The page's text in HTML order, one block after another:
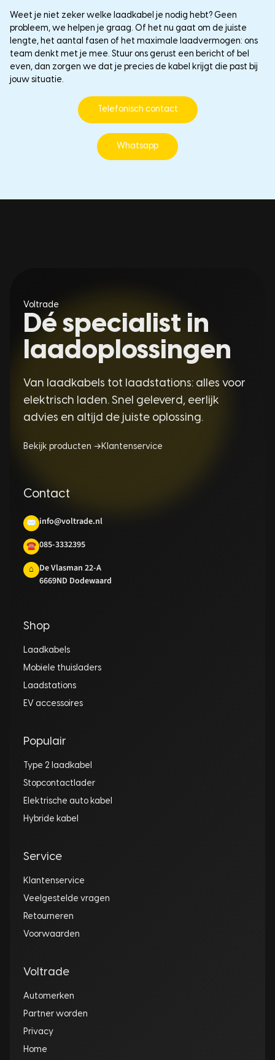
Weet je niet zeker welke laadkabel je nodig hebt? Geen
probleem, we helpen je graag. Of het nu gaat om de juiste
lengte, het aantal fasen of het maximale laadvermogen: ons
team denkt met je mee. Stuur ons gerust een bericht of bel
even, dan zorgen we dat je precies de kabel krijgt die past bij
jouw situatie.
Telefonisch contact
Whatsapp
Voltrade
Dé specialist in
laadoplossingen
Van laadkabels tot laadstations: alles voor
elektrisch laden. Snel geleverd, eerlijk
advies en altijd de juiste oplossing.
Bekijk producten → Klantenservice
Contact
✉ info@voltrade.nl
☎ 085-3332395
⌂
De Vlasman 22-A
6669ND Dodewaard
Shop
Laadkabels
Mobiele thuisladers
Laadstations
EV accessoires
Populair
Type 2 laadkabel
Stopcontactlader
Elektrische auto kabel
Hybride kabel
Service
Klantenservice
Veelgestelde vragen
Retourneren
Voorwaarden
Voltrade
Automerken
Partner worden
Privacy
Home